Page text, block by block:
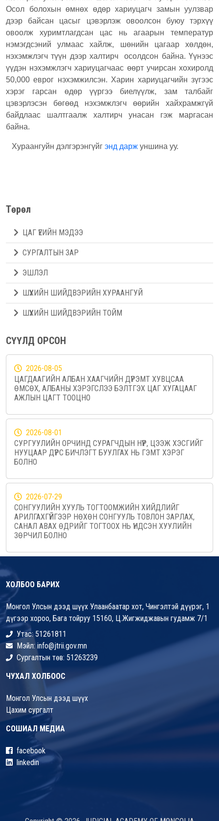
Осол болохын өмнөх өдөр хариуцагч замын уулзвар
дээр байсан цасыг цэвэрлэж овоолсон буюу тэрхүү
овоолж хуримтлагдсан цас нь агаарын температур
нэмэгдсэний улмаас хайлж, шөнийн цагаар хөлдөн,
нэхэмжлэгч түүн дээр халтирч осолдсон байна. Үүнээс
үүдэн нэхэмжлэгч хариуцагчаас өөрт учирсан хохиролд
50,000 еврог нэхэмжилсэн. Харин хариуцагчийн зүгээс
хэрэг гарсан өдөр үүргээ биелүүлж, зам талбайг
цэвэрлэсэн бөгөөд нэхэмжлэгч өөрийн хайхрамжгүй
байдлаас шалтгаалж халтирч унасан гэж маргасан
байна.
Хураангуйн дэлгэрэнгүйг энд дарж уншина уу.
Төрөл
ЦАГ ҮЕИЙН МЭДЭЭ
СУРГАЛТЫН ЗАР
ЭШЛЭЛ
ШҮҮХИЙН ШИЙДВЭРИЙН ХУРААНГУЙ
ШҮҮХИЙН ШИЙДВЭРИЙН ТОЙМ
СҮҮЛД ОРСОН
2026-08-05
ЦАГДААГИЙН АЛБАН ХААГЧИЙН ДҮРЭМТ ХУВЦСАА
ӨМСӨХ, АЛБАНЫ ХЭРЭГСЛЭЭ БЭЛТГЭХ ЦАГ ХУГАЦААГ
АЖЛЫН ЦАГТ ТООЦНО
2026-08-01
СУРГУУЛИЙН ОРЧИНД СУРАГЧДЫН НҮҮР, ЦЭЭЖ ХЭСГИЙГ
НУУЦААР ДҮРС БИЧЛЭГТ БУУЛГАХ НЬ ГЭМТ ХЭРЭГ
БОЛНО
2026-07-29
СОНГУУЛИЙН ХУУЛЬ ТОГТООМЖИЙН ХИЙДЛИЙГ
АРИЛГАХГҮЙГЭЭР НӨХӨН СОНГУУЛЬ ТОВЛОН ЗАРЛАХ,
САНАЛ АВАХ ӨДРИЙГ ТОГТООХ НЬ ҮНДСЭН ХУУЛИЙН
ЗӨРЧИЛ БОЛНО
ХОЛБОО БАРИХ
Монгол Улсын дээд шүүх Улаанбаатар хот, Чингэлтэй дүүрэг, 1
дүгээр хороо, Бага тойруу 15160, Ц.Жигжиджавын гудамж 7/1
Утас: 51261811
Мэйл: info@jtrii.gov.mn
Сургалтын төв: 51263239
ЧУХАЛ ХОЛБООС
Монгол Улсын дээд шүүх
Цахим сургалт
СОШИАЛ МЕДИА
facebook
linkedin